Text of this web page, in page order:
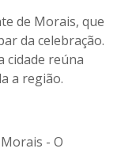
de Morais, que
da celebração.
cidade reúna
a região.
- O